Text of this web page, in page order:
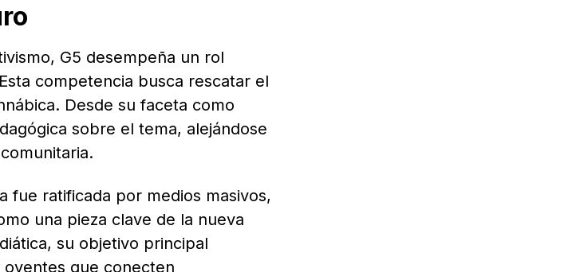
G5 desempeña un rol
competencia busca rescatar el
Desde su faceta como
sobre el tema, alejándose
fue ratificada por medios masivos,
una pieza clave de la nueva
su objetivo principal
que conecten